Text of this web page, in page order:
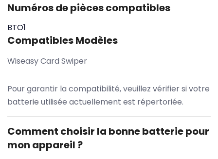
Numéros de pièces compatibles
BTO1
Compatibles Modèles
Wiseasy Card Swiper
Pour garantir la compatibilité, veuillez vérifier si votre
batterie utilisée actuellement est répertoriée.
Comment choisir la bonne batterie pour
mon appareil ?